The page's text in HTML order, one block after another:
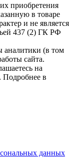
приобретения
в товаре
и не является
437 (2) ГК РФ
аналитики (в том
сайта.
на
Подробнее в
данных